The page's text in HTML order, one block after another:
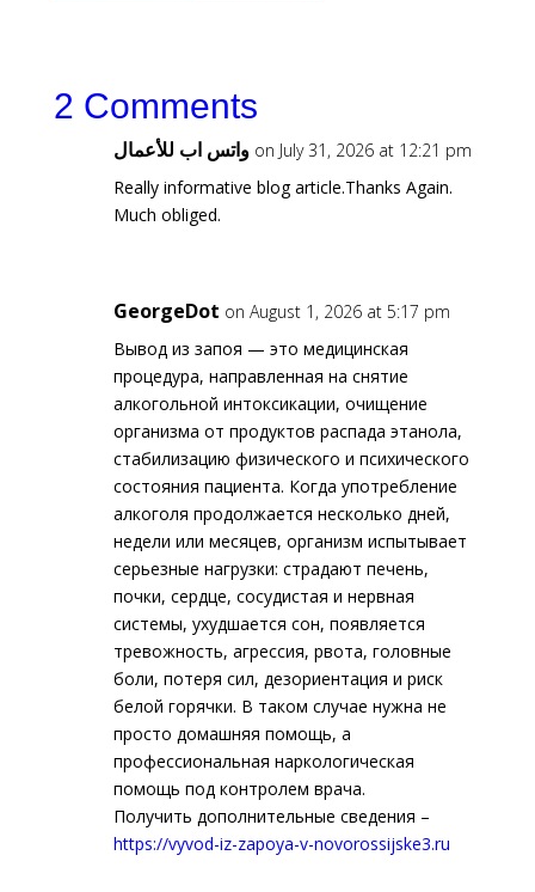
2 Comments
واتس اب للأعمال on July 31, 2026 at 12:21 pm
Really informative blog article.Thanks Again.
Much obliged.
GeorgeDot on August 1, 2026 at 5:17 pm
Вывод из запоя — это медицинская
процедура, направленная на снятие
алкогольной интоксикации, очищение
организма от продуктов распада этанола,
стабилизацию физического и психического
состояния пациента. Когда употребление
алкоголя продолжается несколько дней,
недели или месяцев, организм испытывает
серьезные нагрузки: страдают печень,
почки, сердце, сосудистая и нервная
системы, ухудшается сон, появляется
тревожность, агрессия, рвота, головные
боли, потеря сил, дезориентация и риск
белой горячки. В таком случае нужна не
просто домашняя помощь, а
профессиональная наркологическая
помощь под контролем врача.
Получить дополнительные сведения –
https://vyvod-iz-zapoya-v-novorossijske3.ru